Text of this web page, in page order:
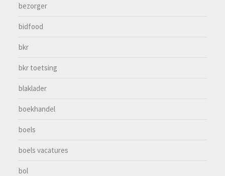
bezorger
bidfood
bkr
bkr toetsing
blaklader
boekhandel
boels
boels vacatures
bol